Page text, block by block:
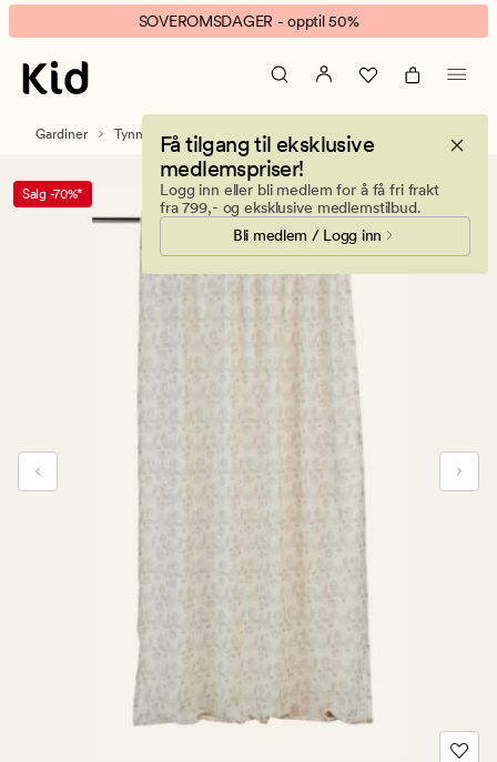
Flora
gardin
beige
banner.
Klikk
ESCAPE
pause.
SOVEROMSDAGER - opptil 50%
Få tilgang til eksklusive
medlemspriser!
Logg inn eller bli medlem for å få fri frakt
fra 799,- og eksklusive medlemstilbud.
Bli medlem / Logg inn
Gardiner Tynne gardiner
Salg -70%*